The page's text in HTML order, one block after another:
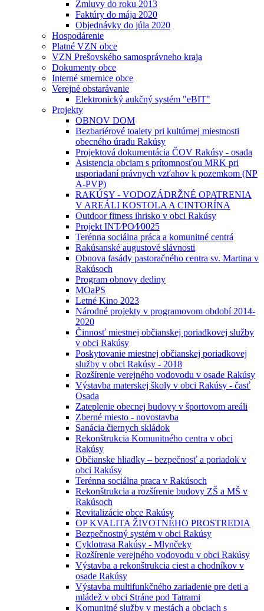
Zmluvy do roku 2013
Faktúry do mája 2020
Objednávky do júla 2020
Hospodárenie
Platné VZN obce
VZN Prešovského samosprávneho kraja
Dokumenty obce
Interné smernice obce
Verejné obstarávanie
Elektronický aukčný systém "eBIT"
Projekty
OBNOV DOM
Bezbariérové toalety pri kultúrnej miestnosti
obecného úradu Rakúsy
Projektová dokumentácia ČOV Rakúsy - osada
Asistencia obciam s prítomnosťou MRK pri
usporiadaní právnych vzťahov k pozemkom (NP
A-PVP)
RAKÚSY - VODOZÁDRŽNÉ OPATRENIA
V AREÁLI KOSTOLA A CINTORÍNA
Outdoor fitness ihrisko v obci Rakúsy
Projekt INT⁄PO⁄I⁄0025
Terénna sociálna práca a komunitné centrá
Rakúsanské augustové slávnosti
Obnova fasády pastoračného centra sv. Martina v
Rakúsoch
Program obnovy dediny
MOaPS
Letné Kino 2023
Národné projekty v programovom období 2014-
2020
Činnosť miestnej občianskej poriadkovej služby
v obci Rakúsy
Poskytovanie miestnej občianskej poriadkovej
služby v obci Rakúsy - 2018
Rozšírenie verejného vodovodu v osade Rakúsy
Výstavba materskej školy v obci Rakúsy - časť
Osada
Zateplenie obecnej budovy v športovom areáli
Zberné miesto - novostavba
Sanácia čiernych skládok
Rekonštrukcia Komunitného centra v obci
Rakúsy
Občianske hliadky – bezpečnosť a poriadok v
obci Rakúsy
Terénna sociálna praca v Rakúsoch
Rekonštrukcia a rozšírenie budovy ZŠ a MŠ v
Rakúsoch
Revitalizácie obce Rakúsy
OP KVALITA ŽIVOTNÉHO PROSTREDIA
Bezpečnostný systém v obci Rakúsy
Cyklotrasa Rakúsy - Mlynčeky
Rozšírenie verejného vodovodu v obci Rakúsy
Výstavba a rekonštrukcia ciest a chodníkov v
osade Rakúsy
Výstavba multifunkčného zariadenie pre deti a
mládež v obci Stráne pod Tatrami
Komunitné služby v mestách a obciach s